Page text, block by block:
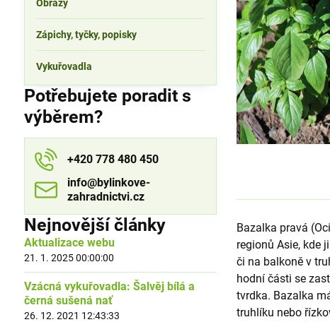
Bazalka pravá
regionů Asie, kde
či na balkoně v
hodní části se
tvrdka. Bazalka
truhlíku nebo
Obrazy
Zápichy, tyčky, popisky
Vykuřovadla
Potřebujete poradit s
výběrem?
+420 778 480 450
info​​@bylinkove-
zahradnictvi​​.cz
Nejnovější články
Aktualizace webu
21. 1. 2025 00:00:00
Vzácná vykuřovadla: Šalvěj bílá a
černá sušená nať
26. 12. 2021 12:43:33